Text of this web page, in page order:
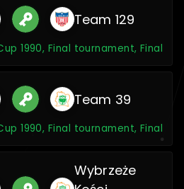
Team 129
1990, Final tournament, Final
Team 39
1990, Final tournament, Final
Wybrzeże